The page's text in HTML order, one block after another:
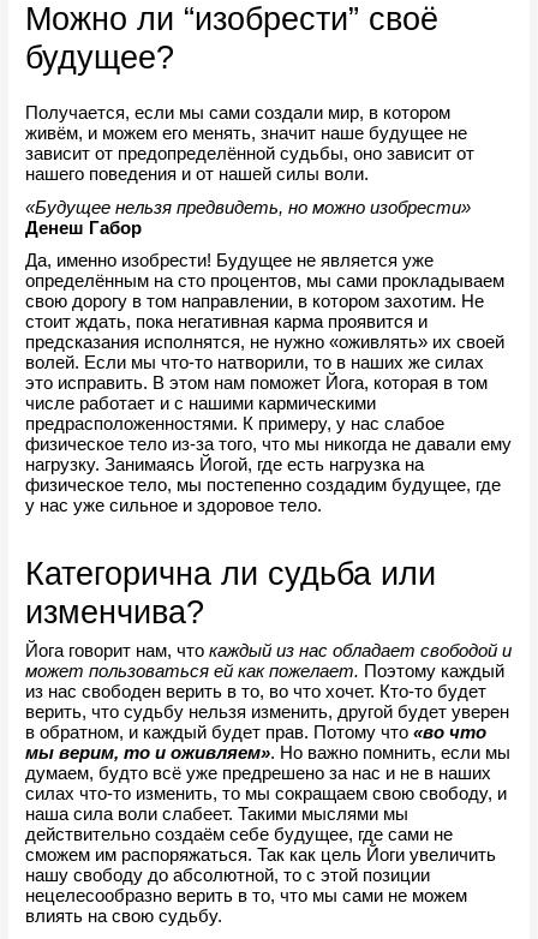
Можно ли “изобрести” своё
будущее?
Получается, если мы сами создали мир, в котором
живём, и можем его менять, значит наше будущее не
зависит от предопределённой судьбы, оно зависит от
нашего поведения и от нашей силы воли.
«Будущее нельзя предвидеть, но можно изобрести»
Денеш Габор
Да, именно изобрести! Будущее не является уже
определённым на сто процентов, мы сами прокладываем
свою дорогу в том направлении, в котором захотим. Не
стоит ждать, пока негативная карма проявится и
предсказания исполнятся, не нужно «оживлять» их своей
волей. Если мы что-то натворили, то в наших же силах
это исправить. В этом нам поможет Йога, которая в том
числе работает и с нашими кармическими
предрасположенностями. К примеру, у нас слабое
физическое тело из-за того, что мы никогда не давали ему
нагрузку. Занимаясь Йогой, где есть нагрузка на
физическое тело, мы постепенно создадим будущее, где
у нас уже сильное и здоровое тело.
Категорична ли судьба или
изменчива?
Йога говорит нам, что каждый из нас обладает свободой и
может пользоваться ей как пожелает. Поэтому каждый
из нас свободен верить в то, во что хочет. Кто-то будет
верить, что судьбу нельзя изменить, другой будет уверен
в обратном, и каждый будет прав. Потому что «во что
мы верим, то и оживляем». Но важно помнить, если мы
думаем, будто всё уже предрешено за нас и не в наших
силах что-то изменить, то мы сокращаем свою свободу, и
наша сила воли слабеет. Такими мыслями мы
действительно создаём себе будущее, где сами не
сможем им распоряжаться. Так как цель Йоги увеличить
нашу свободу до абсолютной, то с этой позиции
нецелесообразно верить в то, что мы сами не можем
влиять на свою судьбу.